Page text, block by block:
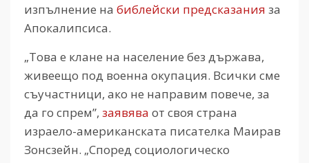
изпълнение на библейски предсказания за
Апокалипсиса.
„Това е клане на население без държава,
живеещо под военна окупация. Всички сме
съучастници, ако не направим повече, за
да го спрем”, заявява от своя страна
израело-американската писателка Маирав
Зонсзейн. „Според социологическо